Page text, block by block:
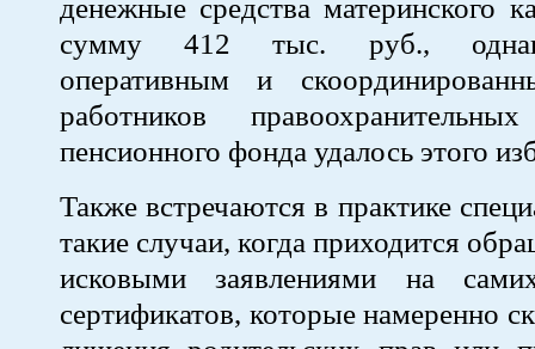
денежные средства материнского
сумму 412 тыс. руб.,
оперативным и
работников
пенсионного фонда удалось этого
Также встречаются в практике
такие случаи, когда приходится
исковыми заявлениями на
сертификатов, которые намеренно